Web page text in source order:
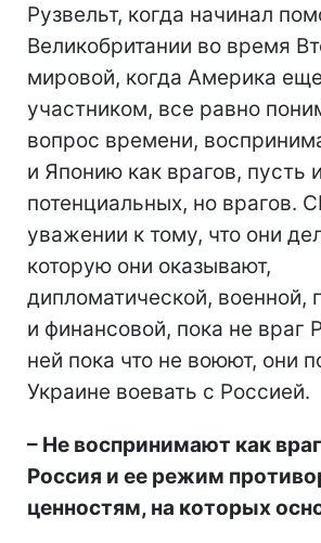
Рузвельт, когда начинал
Великобритании во время
мировой, когда Америка
участником, все равно
вопрос времени,
и Японию как врагов, пусть
потенциальных, но врагов.
уважении к тому, что они
которую они оказывают,
дипломатической, военной,
и финансовой, пока не враг
ней пока что не воюют, они
Украине воевать с Россией.
– Не воспринимают как
Россия и ее режим
ценностям, на которых